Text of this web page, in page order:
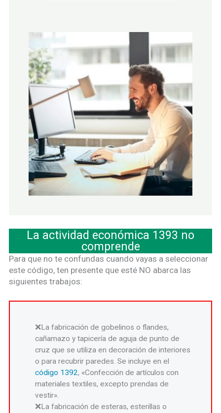
La actividad económica 1393 no
comprende
Para que no te confundas cuando vayas a seleccionar
este código, ten presente que esté NO abarca las
siguientes trabajos:
La fabricación de gobelinos o flandes,
cañamazo y tapicería de aguja de punto de
cruz que se utiliza en decoración de interiores
o para recubrir paredes. Se incluye en el
código 1392, «Confección de artículos con
materiales textiles, excepto prendas de
vestir».
La fabricación de esteras, esterillas o